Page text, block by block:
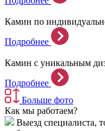
Камин по
Подробнее
Камин с уникальным
Подробнее
Больше фото
Как мы работаем?
Выезд специалиста,